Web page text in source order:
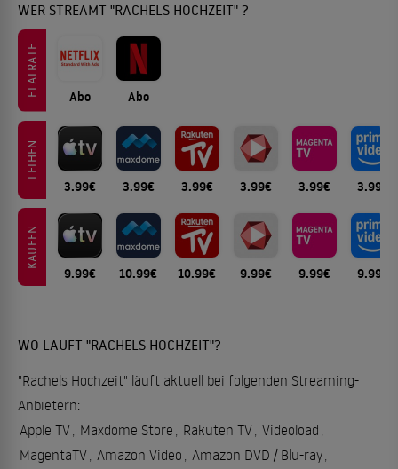
WER STREAMT "RACHELS HOCHZEIT" ?
FLATRATE Abo Abo
LEIHEN
3.99€ 3.99€ 3.99€ 3.99€ 3.99€ 3.99€
KAUFEN
9.99€ 10.99€ 10.99€ 9.99€ 9.99€ 9.99€
WO LÄUFT "RACHELS HOCHZEIT"?
"Rachels Hochzeit" läuft aktuell bei folgenden Streaming-
Anbietern:
Apple TV Maxdome Store Rakuten TV Videoload
MagentaTV Amazon Video Amazon DVD / Blu-ray